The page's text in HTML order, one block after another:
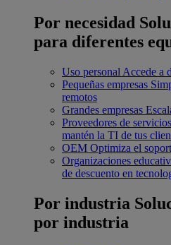
Por necesidad
para diferentes
Uso personal Accede a
Pequeñas empresas
remotos
Grandes empresas
Proveedores de
mantén la TI de tus
OEM Optimiza el
Organizaciones
de descuento en
Por industria
por industria